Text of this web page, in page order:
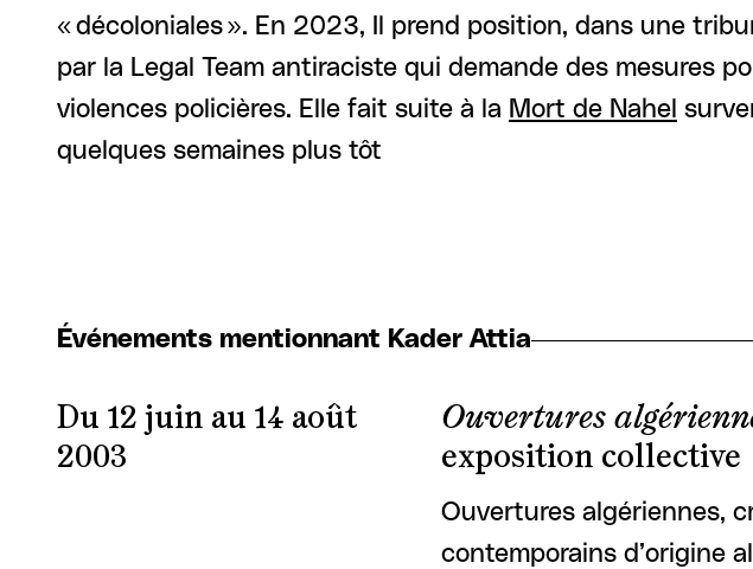
« décoloniales ». En 2023, Il prend position, dans une
par la Legal Team antiraciste qui demande des mesures
violences policières. Elle fait suite à la Mort de Nahel
quelques semaines plus tôt
Événements mentionnant Kader Attia
Ouvertures
exposition collective
Du 12 juin au 14 août
2003
Ouvertures algériennes,
contemporains d’origine